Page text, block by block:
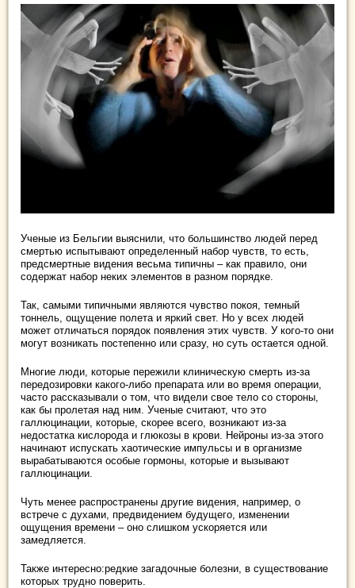
Ученые из Бельгии выяснили, что большинство людей перед
смертью испытывают определенный набор чувств, то есть,
предсмертные видения весьма типичны – как правило, они
содержат набор неких элементов в разном порядке.
Так, самыми типичными являются чувство покоя, темный
тоннель, ощущение полета и яркий свет. Но у всех людей
может отличаться порядок появления этих чувств. У кого-то они
могут возникать постепенно или сразу, но суть остается одной.
Многие люди, которые пережили клиническую смерть из-за
передозировки какого-либо препарата или во время операции,
часто рассказывали о том, что видели свое тело со стороны,
как бы пролетая над ним. Ученые считают, что это
галлюцинации, которые, скорее всего, возникают из-за
недостатка кислорода и глюкозы в крови. Нейроны из-за этого
начинают испускать хаотические импульсы и в организме
вырабатываются особые гормоны, которые и вызывают
галлюцинации.
Чуть менее распространены другие видения, например, о
встрече с духами, предвидением будущего, изменении
ощущения времени – оно слишком ускоряется или
замедляется.
Также интересно:редкие загадочные болезни, в существование
которых трудно поверить.